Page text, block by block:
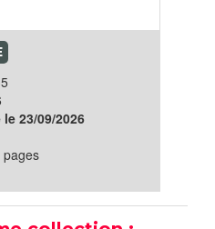
23/09/2026
pages